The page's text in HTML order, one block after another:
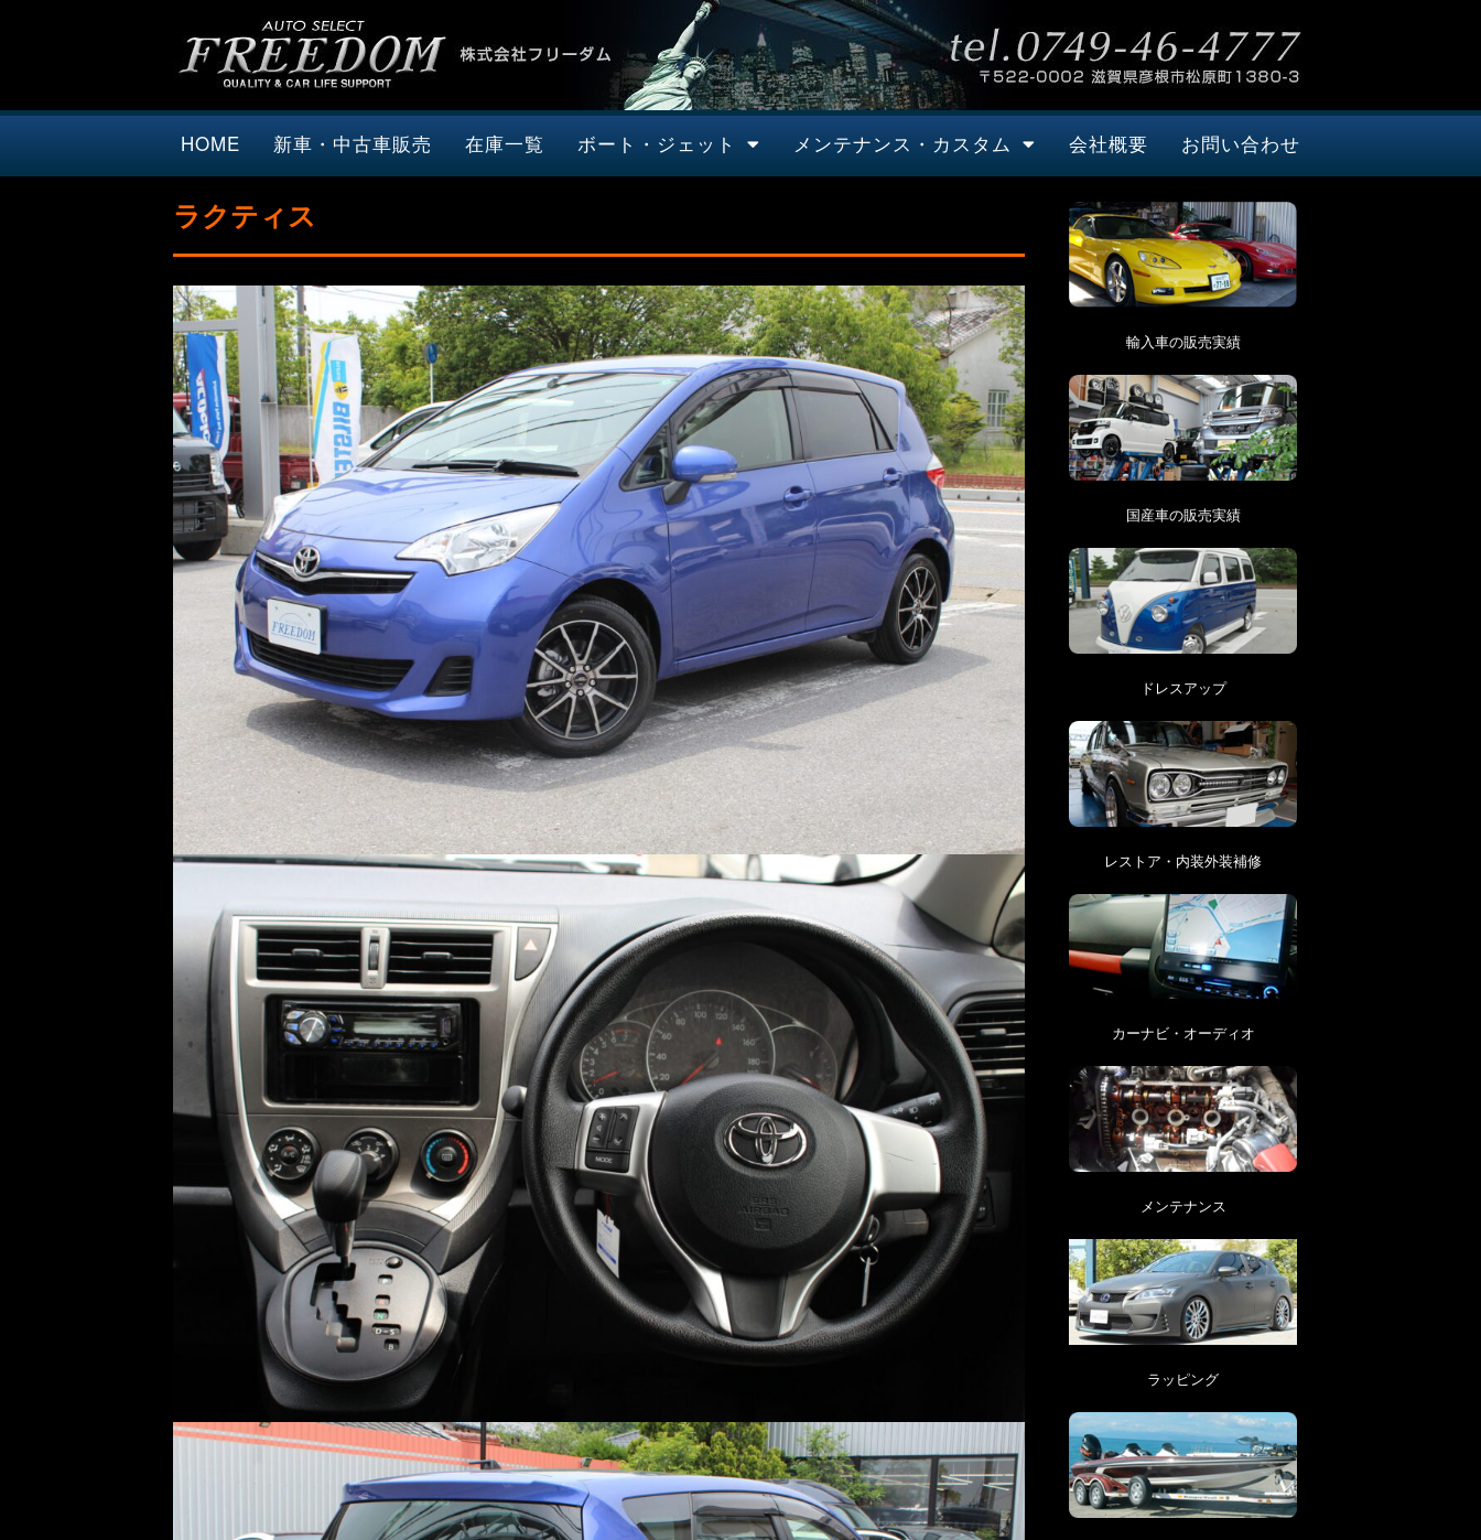
HOME 新車・中古車販売 在庫一覧 ボート・ジェット メンテナンス・カスタム 会社概要 お問い合わせ
ラクティス
輸入車の販売実績
国産車の販売実績
ドレスアップ
レストア・内装外装補修
カーナビ・オーディオ
メンテナンス
ラッピング